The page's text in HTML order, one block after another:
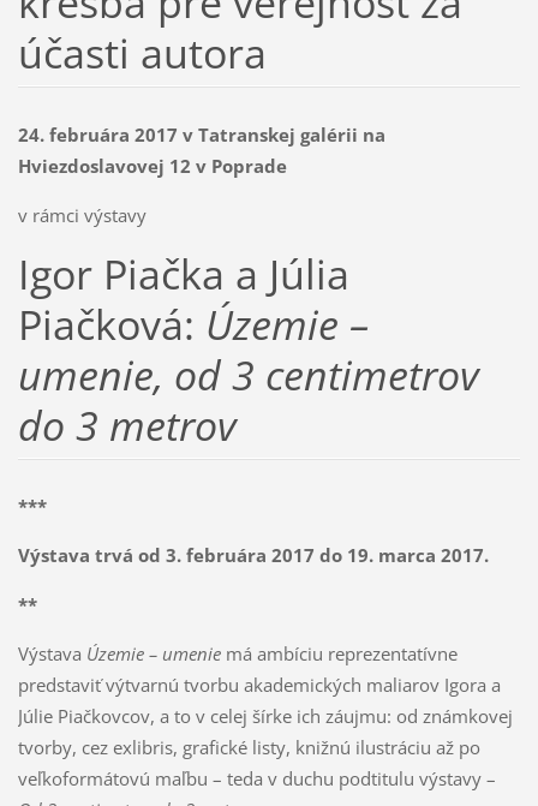
účasti autora
24. februára 2017 v Tatranskej galérii na
Hviezdoslavovej 12 v Poprade
v rámci výstavy
Igor Piačka a Júlia
Piačková: Územie –
umenie, od 3 centimetrov
do 3 metrov
***
Výstava trvá od 3. februára 2017 do 19. marca 2017.
**
Výstava Územie – umeniemá ambíciu reprezentatívne
predstaviť výtvarnú tvorbu akademických maliarov Igora a
Júlie Piačkovcov, a to v celej šírke ich záujmu: od známkovej
tvorby, cez exlibris, grafické listy, knižnú ilustráciu až po
veľkoformátovú maľbu – teda v duchu podtitulu výstavy –